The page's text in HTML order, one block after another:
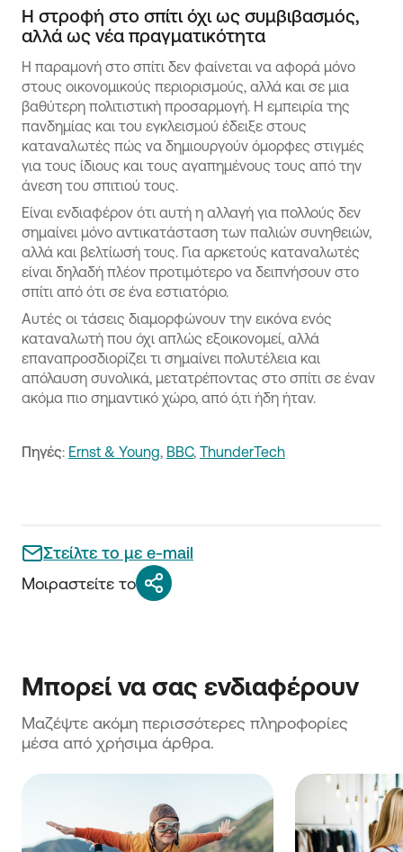
Η στροφή στο σπίτι όχι ως συμβιβασμός,
αλλά ως νέα πραγματικότητα
Η παραμονή στο σπίτι δεν φαίνεται να αφορά μόνο
στους οικονομικούς περιορισμούς, αλλά και σε μια
βαθύτερη πολιτιστική προσαρμογή. Η εμπειρία της
πανδημίας και του εγκλεισμού έδειξε στους
καταναλωτές πώς να δημιουργούν όμορφες στιγμές
για τους ίδιους και τους αγαπημένους τους από την
άνεση του σπιτιού τους.
Είναι ενδιαφέρον ότι αυτή η αλλαγή για πολλούς δεν
σημαίνει μόνο αντικατάσταση των παλιών συνηθειών,
αλλά και βελτίωσή τους. Για αρκετούς καταναλωτές
είναι δηλαδή πλέον προτιμότερο να δειπνήσουν στο
σπίτι από ότι σε ένα εστιατόριο.
Αυτές οι τάσεις διαμορφώνουν την εικόνα ενός
καταναλωτή που όχι απλώς εξοικονομεί, αλλά
επαναπροσδιορίζει τι σημαίνει πολυτέλεια και
απόλαυση συνολικά, μετατρέποντας στο σπίτι σε έναν
ακόμα πιο σημαντικό χώρο, από ό,τι ήδη ήταν.
Πηγές: Ernst & Young, BBC, ThunderTech
Στείλτε το με e-mail
Μοιραστείτε το
Μπορεί να σας ενδιαφέρουν
Μαζέψτε ακόμη περισσότερες πληροφορίες
μέσα από χρήσιμα άρθρα.